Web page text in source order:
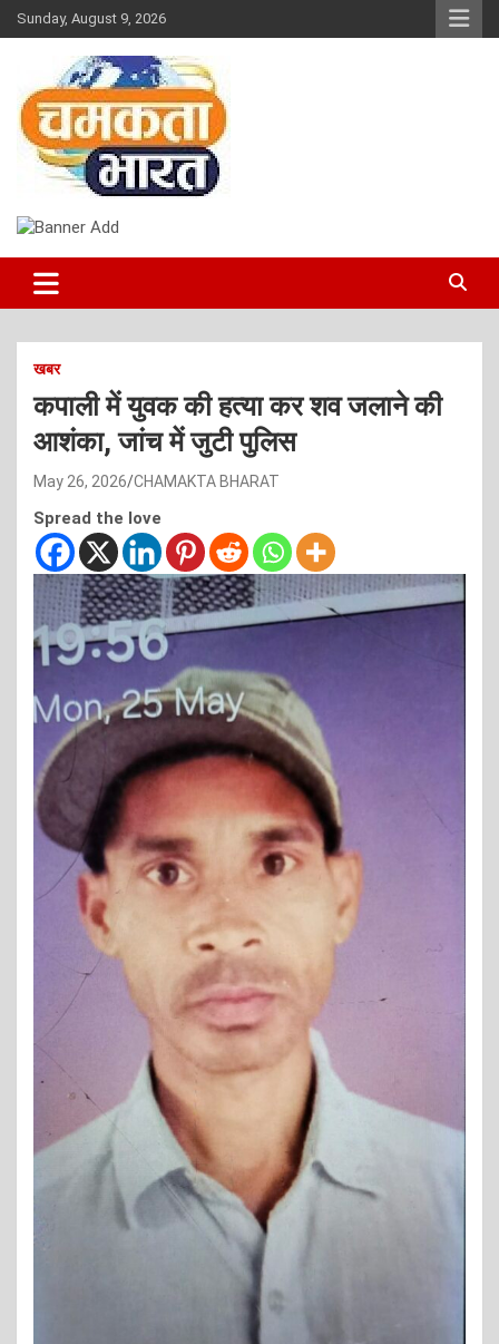
Skip
to
Sunday, August 9, 2026
CHAMAKTA BHARAT
खबर
कपाली में युवक की हत्या कर शव जलाने की
आशंका, जांच में जुटी पुलिस
May 26, 2026 CHAMAKTA BHARAT
Spread the love